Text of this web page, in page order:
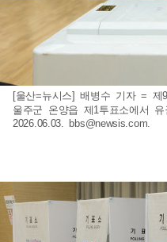
[울산=뉴시스] 배병수 기자 = 제
울주군 온양읍 제1투표소에서
2026.06.03. bbs@newsis.com